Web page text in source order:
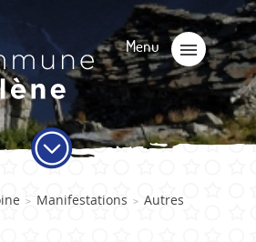
> Manifestations > Autres